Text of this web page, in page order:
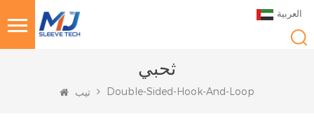
العربية
ثحبي
تيب Double-Sided-Hook-And-Loop